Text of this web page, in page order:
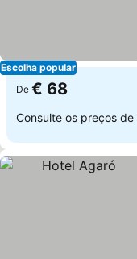
Escolha popular
De € 68
Consulte os preços de